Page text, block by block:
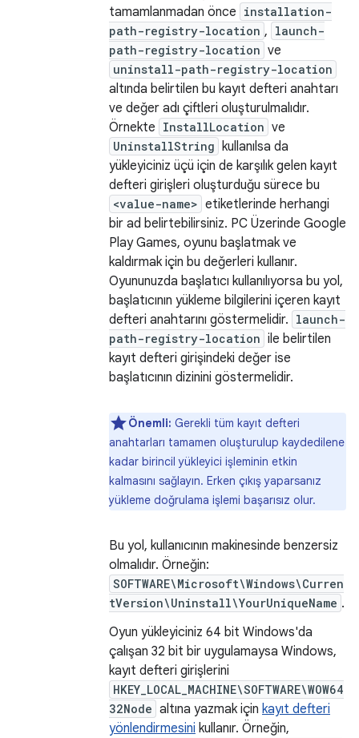
tamamlanmadan önce installation-
path-registry-location , launch-
path-registry-location ve
uninstall-path-registry-location
altında belirtilen bu kayıt defteri anahtarı
ve değer adı çiftleri oluşturulmalıdır.
Örnekte InstallLocation ve
UninstallString kullanılsa da
yükleyiciniz üçü için de karşılık gelen kayıt
defteri girişleri oluşturduğu sürece bu
<value-name> etiketlerinde herhangi
bir ad belirtebilirsiniz. PC Üzerinde Google
Play Games, oyunu başlatmak ve
kaldırmak için bu değerleri kullanır.
Oyununuzda başlatıcı kullanılıyorsa bu yol,
başlatıcının yükleme bilgilerini içeren kayıt
defteri anahtarını göstermelidir. launch-
path-registry-location ile belirtilen
kayıt defteri girişindeki değer ise
başlatıcının dizinini göstermelidir.
Önemli: Gerekli tüm kayıt defteri
anahtarları tamamen oluşturulup kaydedilene
kadar birincil yükleyici işleminin etkin
kalmasını sağlayın. Erken çıkış yaparsanız
yükleme doğrulama işlemi başarısız olur.
Bu yol, kullanıcının makinesinde benzersiz
olmalıdır. Örneğin:
SOFTWARE\Microsoft\Windows\Curren
tVersion\Uninstall\YourUniqueName .
Oyun yükleyiciniz 64 bit Windows'da
çalışan 32 bit bir uygulamaysa Windows,
kayıt defteri girişlerini
HKEY_LOCAL_MACHINE\SOFTWARE\WOW64
32Node altına yazmak için kayıt defteri
yönlendirmesini kullanır. Örneğin,